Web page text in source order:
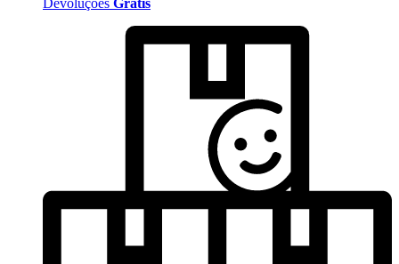
Devoluções Grátis